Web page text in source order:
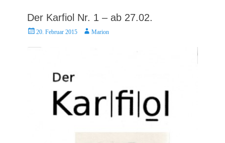
Der Karfiol Nr. 1 – ab 27.02.
Posted20. Februar 2015 AutorMarion